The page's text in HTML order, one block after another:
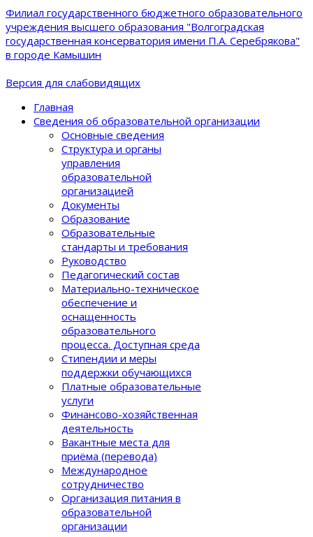
Филиал государственного бюджетного образовательного
учреждения высшего образования "Волгоградская
государственная консерватория имени П.А. Серебрякова"
в городе Камышин
Версия для слабовидящих
Главная
Сведения об образовательной организации
Основные сведения
Структура и органы
управления
образовательной
организацией
Документы
Образование
Образовательные
стандарты и требования
Руководство
Педагогический состав
Материально-техническое
обеспечение и
оснащенность
образовательного
процеcса. Доступная среда
Стипендии и меры
поддержки обучающихся
Платные образовательные
услуги
Финансово-хозяйственная
деятельность
Вакантные места для
приёма (перевода)
Международное
сотрудничество
Организация питания в
образовательной
организации